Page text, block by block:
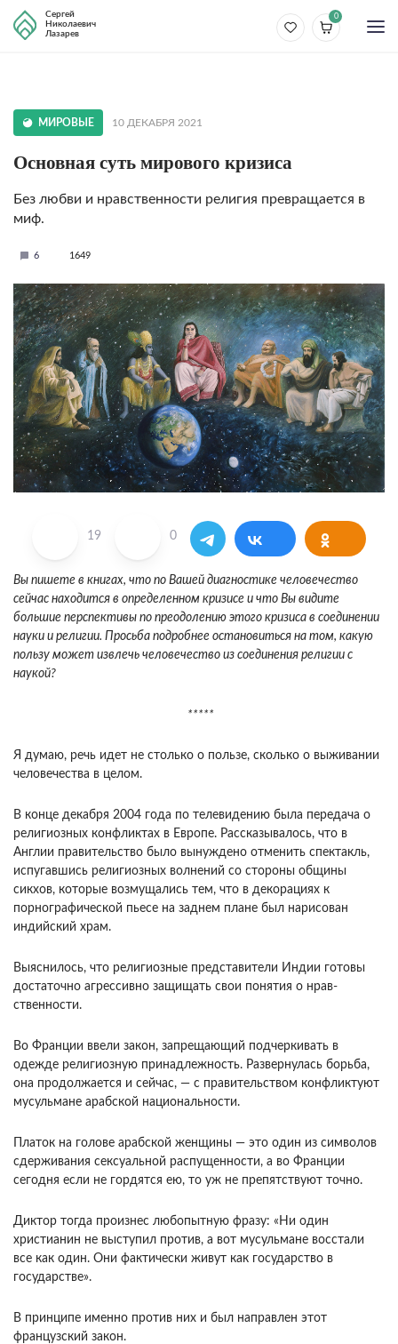
Сергей
Николаевич
Лазарев
0
МИРОВЫЕ 10 ДЕКАБРЯ 2021
Основная суть мирового кризиса
Без любви и нравственности религия превращается в
миф.
6 1649
19 0
Вы пишете в книгах, что по Вашей диагности­ке человечество
сейчас находится в определен­ном кризисе и что Вы видите
большие перспек­тивы по преодолению этого кризиса в соедине­нии
науки и религии. Просьба подробнее остановиться на том, какую
пользу может из­влечь человечество из соединения религии с
наукой?
*****
Я думаю, речь идет не столько о пользе, сколько о выживании
человечества в целом.
В конце декабря 2004 года по телевидению была передача о
религиозных конфликтах в Евро­пе. Рассказывалось, что в
Англии правительство было вынуждено отменить спектакль,
испугав­шись религиозных волнений со стороны общины
сикхов, которые возмущались тем, что в декора­циях к
порнографической пьесе на заднем плане был нарисован
индийский храм.
Выяснилось, что религиозные представители Индии готовы
доста­точно агрессивно защищать свои понятия о нрав­
ственности.
Во Франции ввели закон, запрещающий под­черкивать в
одежде религиозную принадлежность. Развернулась борьба,
она продолжается и сей­час, — с правительством конфликтуют
мусульма­не арабской национальности.
Платок на голове арабской женщины — это один из символов
сдерживания сексуальной распущенности, а во Фран­ции
сегодня если не гордятся ею, то уж не препят­ствуют точно.
Диктор тогда произнес любопытную фразу: «Ни один
христианин не выступил против, а вот мусульмане восстали
все как один. Они фак­тически живут как государство в
государстве».
В принципе именно против них и был направ­лен этот
французский закон.